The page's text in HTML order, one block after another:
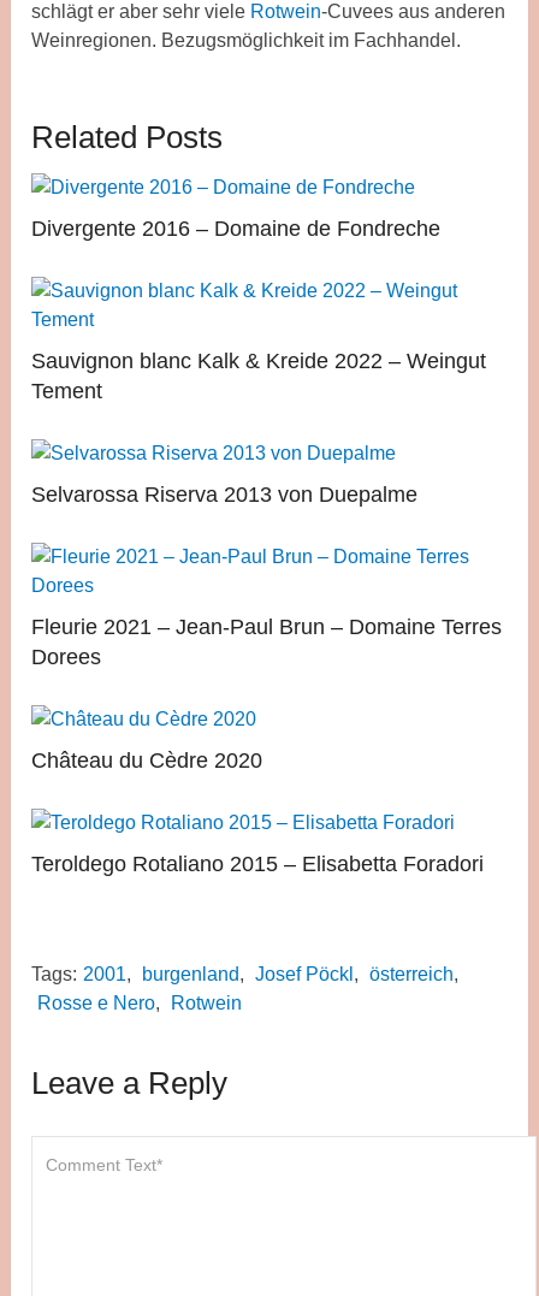
schlägt er aber sehr viele Rotwein-Cuvees aus anderen
Weinregionen. Bezugsmöglichkeit im Fachhandel.
Related Posts
Divergente 2016 – Domaine de Fondreche
Sauvignon blanc Kalk & Kreide 2022 – Weingut
Tement
Selvarossa Riserva 2013 von Duepalme
Fleurie 2021 – Jean-Paul Brun – Domaine Terres
Dorees
Château du Cèdre 2020
Teroldego Rotaliano 2015 – Elisabetta Foradori
Tags: 2001, burgenland, Josef Pöckl , österreich,
Rosse e Nero, Rotwein
Leave a Reply